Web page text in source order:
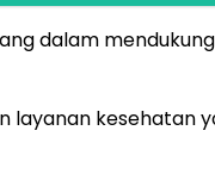
dalam
layanan kesehatan